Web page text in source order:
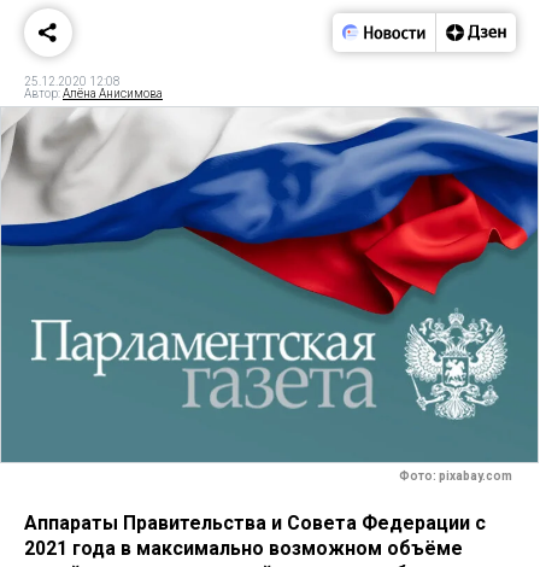
25.12.2020 12:08
Автор:Алёна Анисимова
Фото: pixabay.com
Аппараты Правительства и Совета Федерации с
2021 года в максимально возможном объёме